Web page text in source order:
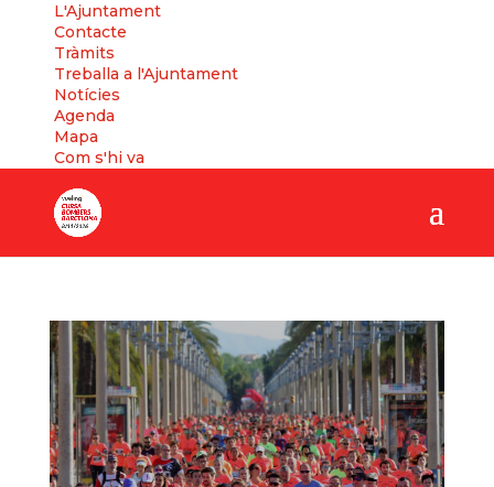
L'Ajuntament
Contacte
Tràmits
Treballa a l'Ajuntament
Notícies
Agenda
Mapa
Com s'hi va